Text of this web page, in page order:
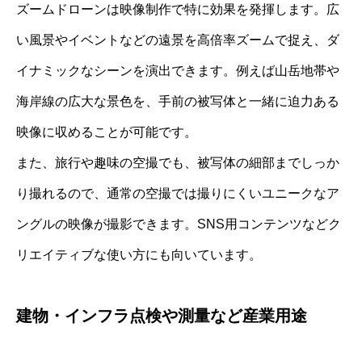
ズームドローンは映像制作で特に効果を発揮します。広
い風景やイベントなどの遠景を高倍率ズームで捉え、ダ
イナミックなシーンを演出できます。例えば山岳地帯や
海岸線の広大な景色を、手前の被写体と一緒に迫力ある
映像に収めることが可能です。
また、旅行や趣味の空撮でも、被写体の細部までしっか
り撮れるので、通常の空撮では撮りにくいユニークなア
ングルの映像が撮影できます。SNS用コンテンツなどク
リエイティブな使い方にも向いています。
建物・インフラ点検や測量など産業用途